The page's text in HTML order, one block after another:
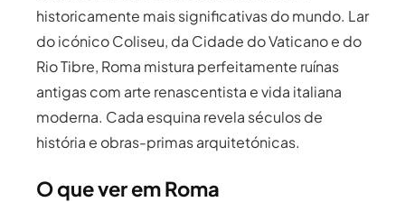
historicamente mais significativas do mundo. Lar
do icónico Coliseu, da Cidade do Vaticano e do
Rio Tibre, Roma mistura perfeitamente ruínas
antigas com arte renascentista e vida italiana
moderna. Cada esquina revela séculos de
história e obras-primas arquitetónicas.
O que ver em Roma